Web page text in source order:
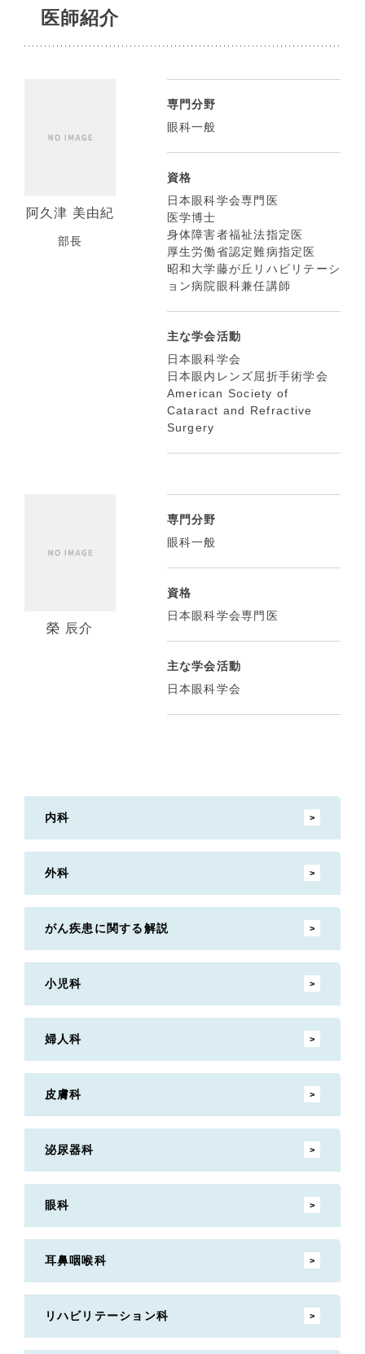
医師紹介
阿久津 美由紀
部長
専門分野
眼科一般
資格
日本眼科学会専門医
医学博士
身体障害者福祉法指定医
厚生労働省認定難病指定医
昭和大学藤が丘リハビリテーシ
ョン病院眼科兼任講師
主な学会活動
日本眼科学会
日本眼内レンズ屈折手術学会
American Society of
Cataract and Refractive
Surgery
榮 辰介
専門分野
眼科一般
資格
日本眼科学会専門医
主な学会活動
日本眼科学会
内科
外科
がん疾患に関する解説
小児科
婦人科
皮膚科
泌尿器科
眼科
耳鼻咽喉科
リハビリテーション科